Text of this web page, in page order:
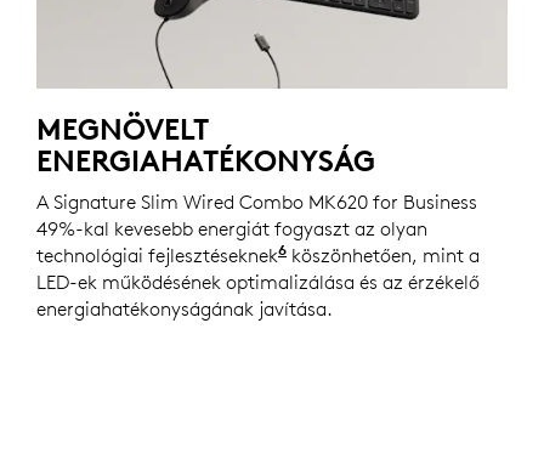
MEGNÖVELT
ENERGIAHATÉKONYSÁG
A Signature Slim Wired Combo MK620 for Business
49%-kal kevesebb energiát fogyaszt az olyan
technológiai fejlesztéseknek6 Az MK120 Combóhoz
köszönhetően, mint a
LED-ek működésének optimalizálása és az érzékelő
energiahatékonyságának javítása.